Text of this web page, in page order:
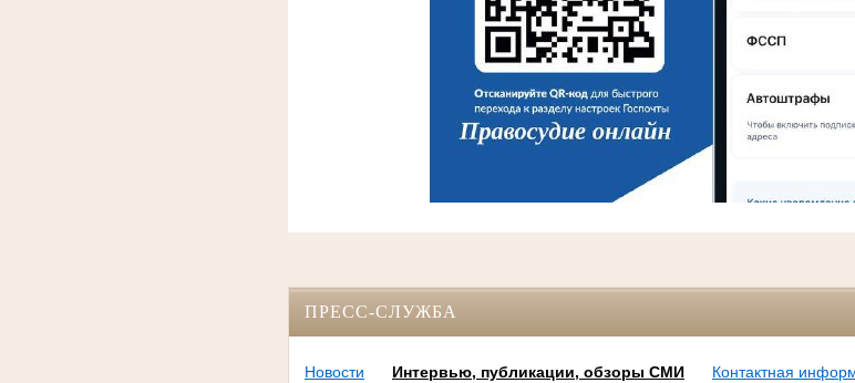
ПРЕСС-СЛУЖБА
Новости Интервью, публикации, обзоры СМИ
Контактная